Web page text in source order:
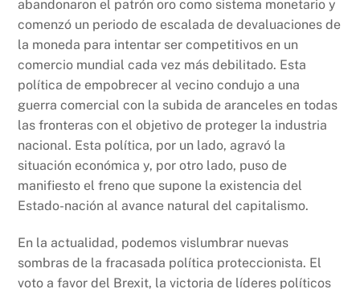
abandonaron el patrón oro como sistema monetario y
comenzó un periodo de escalada de devaluaciones de
la moneda para intentar ser competitivos en un
comercio mundial cada vez más debilitado. Esta
política de empobrecer al vecino condujo a una
guerra comercial con la subida de aranceles en todas
las fronteras con el objetivo de proteger la industria
nacional. Esta política, por un lado, agravó la
situación económica y, por otro lado, puso de
manifiesto el freno que supone la existencia del
Estado-nación al avance natural del capitalismo.
En la actualidad, podemos vislumbrar nuevas
sombras de la fracasada política proteccionista. El
voto a favor del Brexit, la victoria de líderes políticos